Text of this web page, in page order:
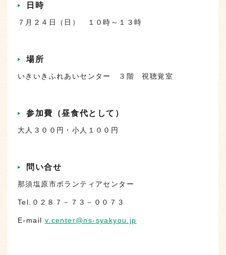
日時
７月２４日（日） １０時～１３時
場所
いきいきふれあいセンター ３階 視聴覚室
参加費（昼食代として）
大人３００円・小人１００円
問い合せ
那須塩原市ボランティアセンター
Tel.０２８７－７３－００７３
E-mail v.center@ns-syakyou.jp